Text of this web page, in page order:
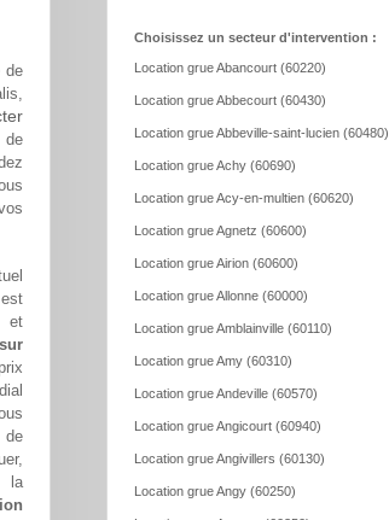
de
et
de
la
Choisissez un secteur d'intervention :
Location grue Abancourt (60220)
Location grue Abbecourt (60430)
Location grue Abbeville-saint-lucien (60480)
Location grue Achy (60690)
Location grue Acy-en-multien (60620)
Location grue Agnetz (60600)
Location grue Airion (60600)
Location grue Allonne (60000)
Location grue Amblainville (60110)
Location grue Amy (60310)
Location grue Andeville (60570)
Location grue Angicourt (60940)
Location grue Angivillers (60130)
Location grue Angy (60250)